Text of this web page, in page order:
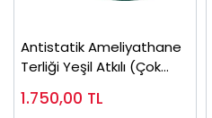
Antistatik Ameliyathane
Terliği Yeşil Atkılı (Çok
1.750,00 TL